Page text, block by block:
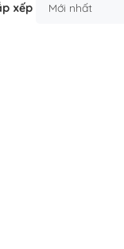
xếp